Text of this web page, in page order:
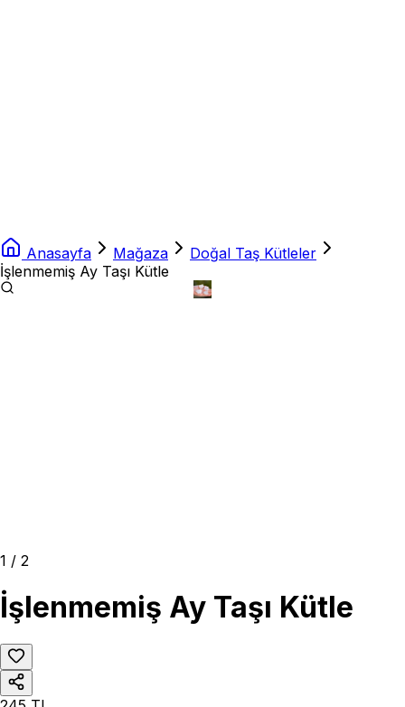
Anasayfa Mağaza
Doğal Taş Kütleler
İşlenmemiş Ay Taşı Kütle
1 / 2
İşlenmemiş Ay Taşı Kütle